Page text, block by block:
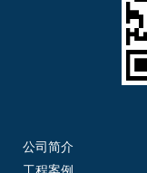
公司简介